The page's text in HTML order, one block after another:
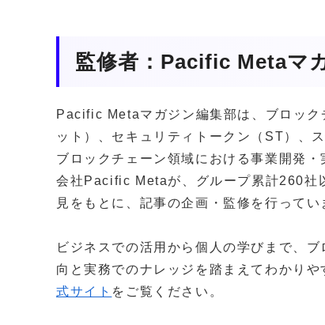
監修者：Pacific Metaマ
Pacific Metaマガジン編集部は、ブロッ
ット）、セキュリティトークン（ST）、
ブロックチェーン領域における事業開発
会社Pacific Metaが、グループ累計260社
見をもとに、記事の企画・監修を行ってい
ビジネスでの活用から個人の学びまで、
向と実務でのナレッジを踏まえてわかり
式サイト をご覧ください。